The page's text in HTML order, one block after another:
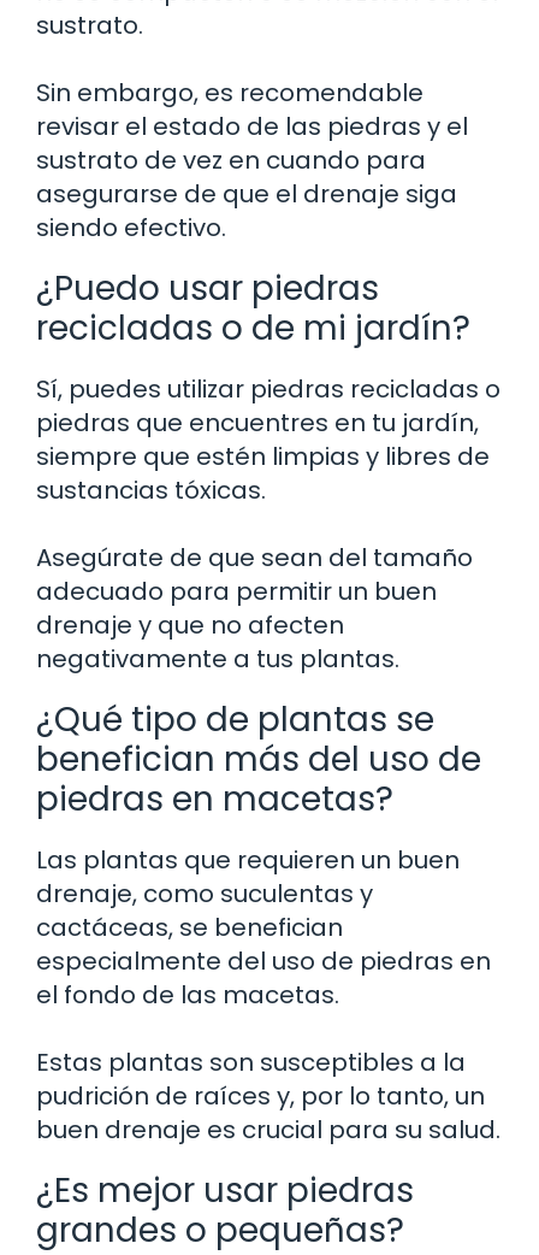
sustrato.
Sin embargo, es recomendable
revisar el estado de las piedras y el
sustrato de vez en cuando para
asegurarse de que el drenaje siga
siendo efectivo.
¿Puedo usar piedras
recicladas o de mi jardín?
Sí, puedes utilizar piedras recicladas o
piedras que encuentres en tu jardín,
siempre que estén limpias y libres de
sustancias tóxicas.
Asegúrate de que sean del tamaño
adecuado para permitir un buen
drenaje y que no afecten
negativamente a tus plantas.
¿Qué tipo de plantas se
benefician más del uso de
piedras en macetas?
Las plantas que requieren un buen
drenaje, como suculentas y
cactáceas, se benefician
especialmente del uso de piedras en
el fondo de las macetas.
Estas plantas son susceptibles a la
pudrición de raíces y, por lo tanto, un
buen drenaje es crucial para su salud.
¿Es mejor usar piedras
grandes o pequeñas?